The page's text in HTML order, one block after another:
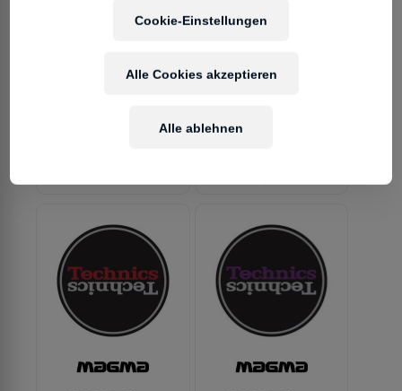
MAGMA LP-Slipmat
Cookie-Einstellungen
Alle ablehnen
Alle Cookies akzeptieren